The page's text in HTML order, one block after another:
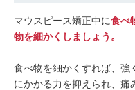
マウスピース矯正中に食べ
物を細かくしましょう。
食べ物を細かくすれば、強
にかかる力を抑えられ、痛